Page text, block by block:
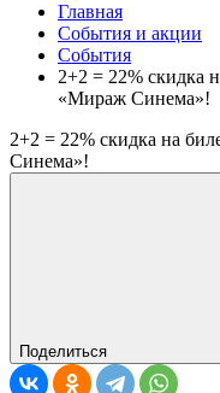
Главная
События и акции
События
2+2 = 22% скидка
«Мираж Синема»!
2+2 = 22% скидка на
Синема»!
Поделиться